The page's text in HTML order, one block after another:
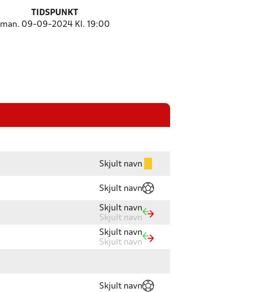
TIDSPUNKT
man. 09-09-2024 Kl. 19:00
Skjult navn
Skjult navn
Skjult navn
Skjult navn
Skjult navn
Skjult navn
Skjult navn